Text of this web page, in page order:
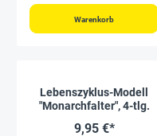
Warenkorb
Lebenszyklus-Modell
"Monarchfalter", 4-tlg.
9,95 €*